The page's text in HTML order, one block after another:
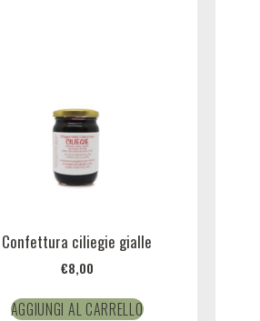
Confettura ciliegie gialle
€8,00
AGGIUNGI AL CARRELLO